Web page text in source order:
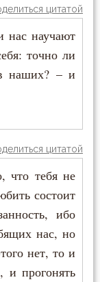
цитатой
нас научают
точно ли
наших? – и
цитатой
что тебя не
состоит
ибо
нас, но
нет, то и
и прогонять